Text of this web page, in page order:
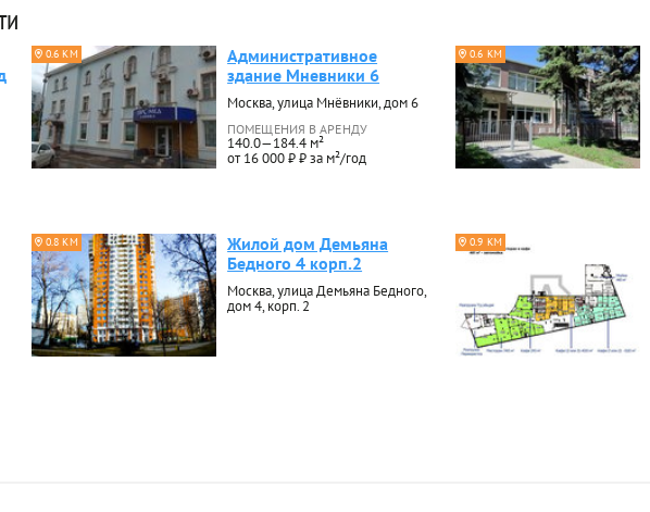
0.6 КМ
Административное
здание Мневники 6
Москва, улица Мнёвники, дом 6
ПОМЕЩЕНИЯ В АРЕНДУ
140.0—184.4 м²
от 16 000 ₽ ₽ за м²/год
0.6 КМ
0.8 КМ
Жилой дом Демьяна
Бедного 4 корп.2
Москва, улица Демьяна Бедного,
дом 4, корп. 2
0.9 КМ